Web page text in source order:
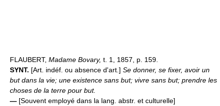
FLAUBERT, Madame Bovary, t. 1, 1857, p. 159.
SYNT. [Art. indéf. ou absence d'art.] Se donner, se fixer, avoir un
but dans la vie; une existence sans but; vivre sans but; prendre les
choses de la terre pour but.
— [Souvent employé dans la lang. abstr. et culturelle]